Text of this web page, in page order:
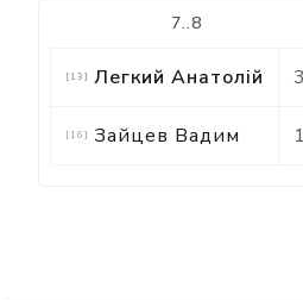
7..8
[13] Легкий Анатолій 3
[16] Зайцев Вадим 1